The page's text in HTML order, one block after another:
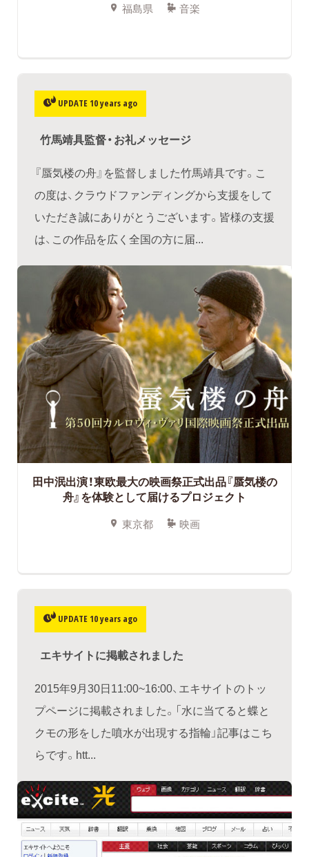
福島県 音楽
UPDATE 10 years ago
竹馬靖具監督・お礼メッセージ
『蜃気楼の舟』を監督しました竹馬靖具です。こ
の度は、クラウドファンディングから支援をして
いただき誠にありがとうございます。皆様の支援
は、この作品を広く全国の方に届...
田中泯出演！東欧最大の映画祭正式出品『蜃気楼の
舟』を体験として届けるプロジェクト
東京都 映画
UPDATE 10 years ago
エキサイトに掲載されました
2015年9月30日11:00~16:00、エキサイトのトッ
プページに掲載されました。「水に当てると蝶と
クモの形をした噴水が出現する指輪」記事はこち
らです。htt...